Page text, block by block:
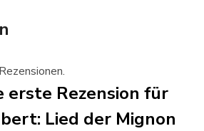
erste Rezension für
Lied der Mignon